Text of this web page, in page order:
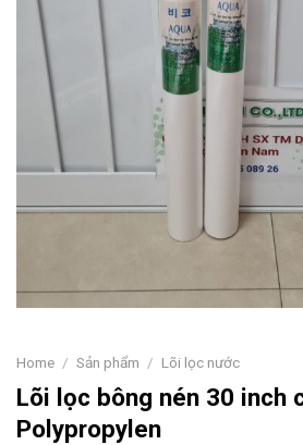
Home / Sản phẩm / Lõi lọc nước
Lõi lọc bông nén 30 inch
Polypropylen